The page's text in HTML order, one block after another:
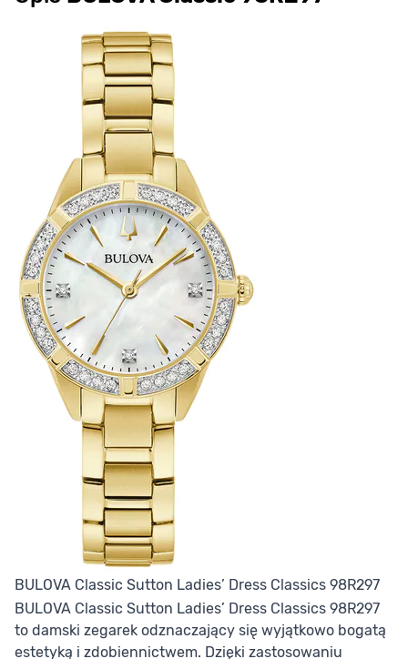
BULOVA Classic Sutton Ladies’ Dress Classics 98R297
BULOVA Classic Sutton Ladies’ Dress Classics 98R297
to damski zegarek odznaczający się wyjątkowo bogatą
estetyką i zdobiennictwem. Dzięki zastosowaniu